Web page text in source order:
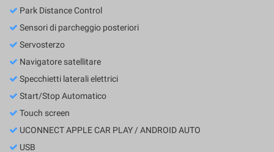
Park Distance Control
Sensori di parcheggio posteriori
Servosterzo
Navigatore satellitare
Specchietti laterali elettrici
Start/Stop Automatico
Touch screen
UCONNECT APPLE CAR PLAY / ANDROID AUTO
USB